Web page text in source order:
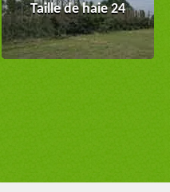
Taille de haie 24